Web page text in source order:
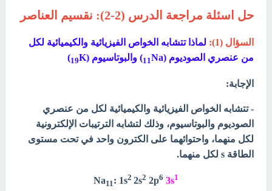
حل اسئلة مراجعة الدرس (2-2): نقسيم العناصر
السؤال (1):
لماذا تتشابه الخواص الفيزيائية والكيميائية لكل
من عنصري الصوديوم (
11Na) والبوتاسيوم ( 19K)
الإجابة:
- تتشابه الخواص الفيزيائية والكيميائية لكل من عنصري
الصوديوم والبوتاسيوم، وذلك لتشابه الترتيبات الإلكترونية
لكل منهما، واحتوائهما على الكترون واحد في تحت مستوى
الطاقة s لكل منهما.
Na11: 1s2 2s2 2p6 3s1